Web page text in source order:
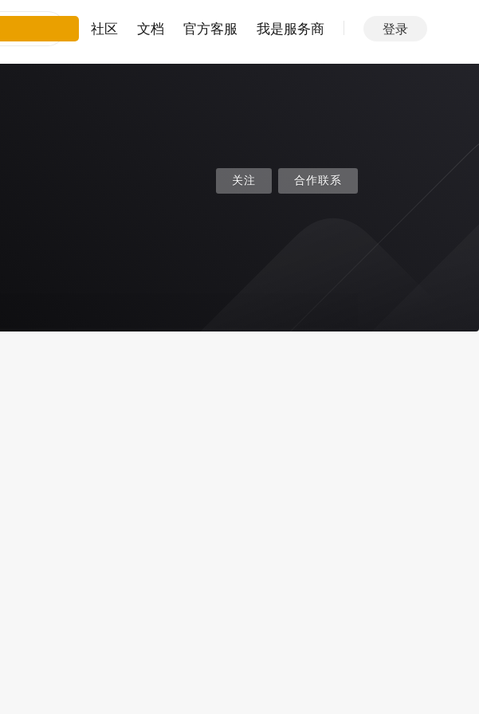
社区 文档 官方客服 我是服务商 登录
关注 合作联系